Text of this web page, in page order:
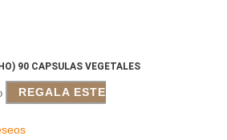
90 CAPSULAS VEGETALES
REGALA ESTE